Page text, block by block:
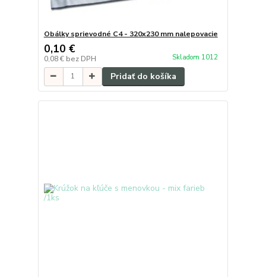
Obálky sprievodné C4 - 320x230 mm nalepovacie
0,10 €
0,08 € bez DPH Skladom 1012
Pridať do košíka